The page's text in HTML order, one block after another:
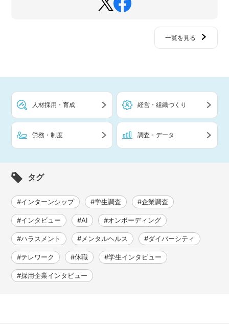
一覧を見る
人材採用・育成 経営・組織づくり
労務・制度 調査・データ
タグ
#インターンシップ #学生調査 #企業調査
#インタビュー #AI #オンボーディング
#ハラスメント #メンタルヘルス #ダイバーシティ
#テレワーク #休職 #学生インタビュー
#採用企業インタビュー